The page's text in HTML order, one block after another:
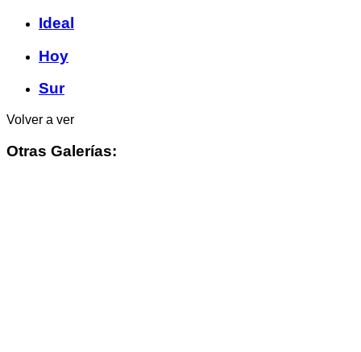
Ideal
Hoy
Sur
Volver a ver
Otras Galerías: